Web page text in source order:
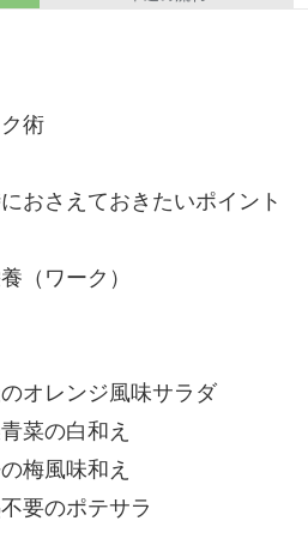
術
おさえておきたいポイント
（ワーク）
オレンジ風味サラダ
菜の白和え
梅風味和え
要のポテサラ